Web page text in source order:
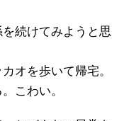
続けてみようと思
オを歩いて帰宅。
こわい。